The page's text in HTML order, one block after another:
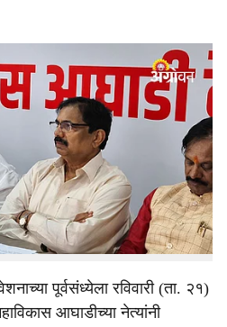
in Maharashtra Agrowon
राज्यातील दुष्काळसदृश
शेतकऱ्यांसमोरील वाढत्या
दुष्काळ जाहीर करावा, अशी
ठाकरे) गटाचे नेते भास्कर जाधव
कर्जमाफी ही फसवी असून,
अडकविण्याचा प्रयत्न केला जात
पूर्वसंध्येला रविवारी (ता. २१)
आघाडीच्या नेत्यांनी